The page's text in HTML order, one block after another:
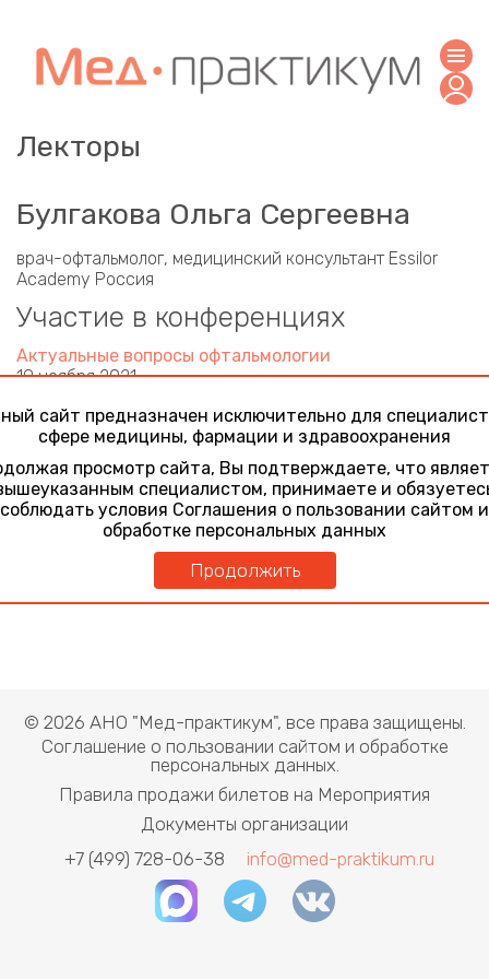
Лекторы
Булгакова Ольга Сергеевна
врач-офтальмолог, медицинский консультант Essilor
Academy Россия
Участие в конференциях
Актуальные вопросы офтальмологии
19 ноября 2021
миопии. Результаты двухлетних международных
клинических исследований
© 2026 АНО "Мед-практикум", все права защищены.
Соглашение о пользовании сайтом и обработке
персональных данных.
Правила продажи билетов на Мероприятия
Документы организации
+7 (499) 728-06-38
info@med-praktikum.ru
сайт предназначен исключительно для
сфере медицины, фармации и здравоохранения
просмотр сайта, Вы подтверждаете, что
специалистом, принимаете и
соблюдать условия Соглашения о пользовании сайтом и
обработке персональных данных
Продолжить